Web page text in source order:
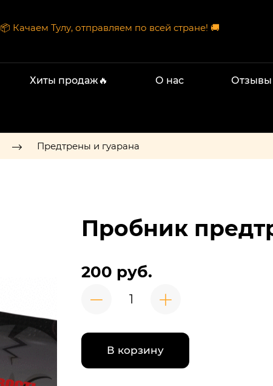
📦 Качаем Тулу, отправляем по всей стране! 🚚
Хиты продаж🔥 О нас Отзывы
Предтрены и гуарана
Пробник
200 руб.
В корзину